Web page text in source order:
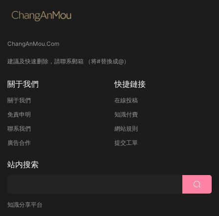
ChangAnMou.Com
建議及快速删除，請聯系郵箱 （将#替換成@）
關于我們
關于我們
免責申明
聯系我們
廣告合作
快捷鏈接
在線投稿
知識付費
網站規則
提交工單
站内搜索
知識分享平台